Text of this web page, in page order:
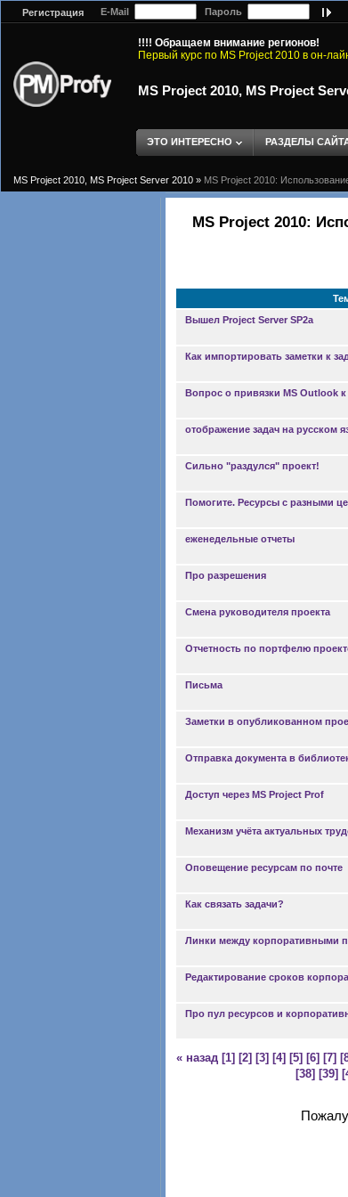
Регистрация E-Mail Пароль
!!!! Обращаем внимание регионов!
Первый курс по MS Project 2010 в он-
MS Project 2010, MS Project
ЭТО ИНТЕРЕСНО РАЗДЕЛЫ
MS Project 2010, MS Project Server 2010 » MS Project 2010:
MS Project 2010:
Вышел Project Server SP2a
Как импортировать заметки к
Вопрос о привязки MS Outlook к
отображение задач на русском
Сильно "раздулся" проект!
Помогите. Ресурсы с разными
еженедельные отчеты
Про разрешения
Смена руководителя проекта
Отчетность по портфелю
Письма
Заметки в опубликованном
Отправка документа в
Доступ через MS Project Prof
Механизм учёта актуальных
Оповещение ресурсам по почте
Как связать задачи?
Линки между корпоративными
Редактирование сроков
Про пул ресурсов и
« назад [1] [2] [3] [4] [5] [6] [7]
[38] [39]